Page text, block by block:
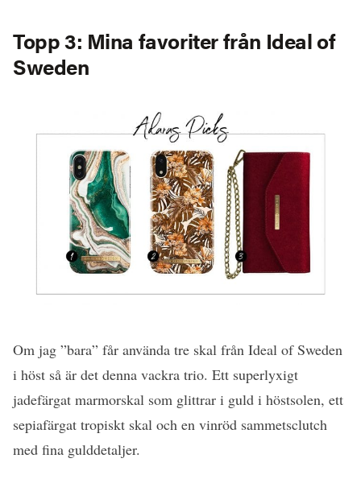
Topp 3: Mina favoriter från Ideal of
Sweden
Om jag ”bara” får använda tre skal från Ideal of Sweden
i höst så är det denna vackra trio. Ett superlyxigt
jadefärgat marmorskal som glittrar i guld i höstsolen, ett
sepiafärgat tropiskt skal och en vinröd sammetsclutch
med fina gulddetaljer.